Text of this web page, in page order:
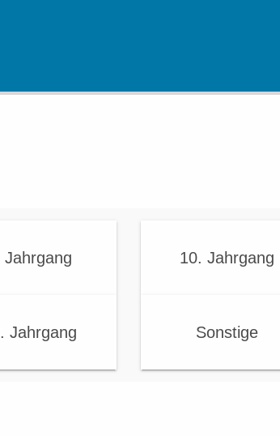
Jahrgang 10. Jahrgang
Jahrgang Sonstige